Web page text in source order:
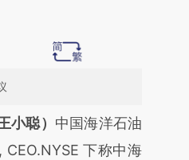
段话：本文由第三方
新文章
小聪） 中国海洋石油
, CEO.NYSE 下称中海